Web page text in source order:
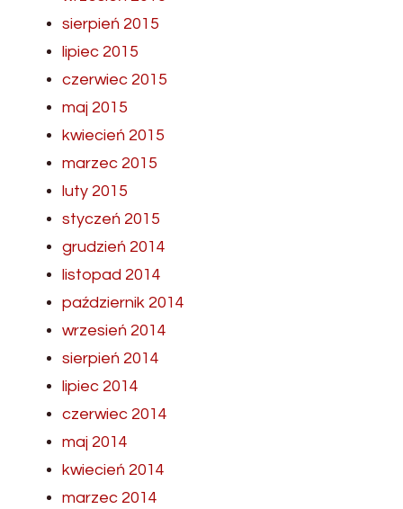
sierpień 2015
lipiec 2015
czerwiec 2015
maj 2015
kwiecień 2015
marzec 2015
luty 2015
styczeń 2015
grudzień 2014
listopad 2014
październik 2014
wrzesień 2014
sierpień 2014
lipiec 2014
czerwiec 2014
maj 2014
kwiecień 2014
marzec 2014